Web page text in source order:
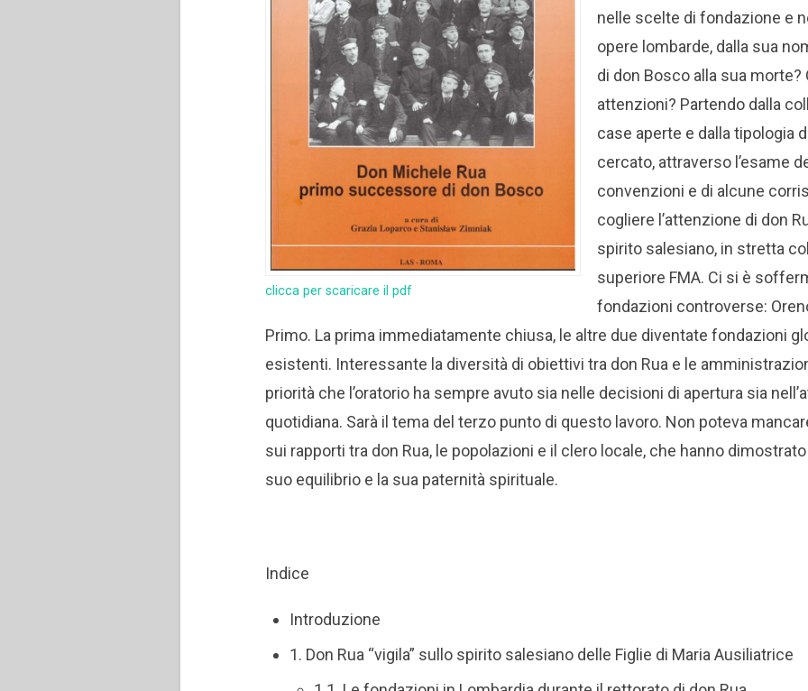
clicca per scaricare il pdf
nelle scelte di fondazione e
opere lombarde, dalla sua
di don Bosco alla sua morte?
attenzioni? Partendo dalla
case aperte e dalla tipologia
cercato, attraverso l’esame
convenzioni e di alcune
cogliere l’attenzione di don
spirito salesiano, in stretta
superiore FMA. Ci si è
fondazioni controverse:
Primo. La prima immediatamente chiusa, le altre due diventate fondazioni
esistenti. Interessante la diversità di obiettivi tra don Rua e le
priorità che l’oratorio ha sempre avuto sia nelle decisioni di apertura sia
quotidiana. Sarà il tema del terzo punto di questo lavoro. Non poteva
sui rapporti tra don Rua, le popolazioni e il clero locale, che hanno
suo equilibrio e la sua paternità spirituale.
Indice
Introduzione
1. Don Rua “vigila” sullo spirito salesiano delle Figlie di Maria Ausiliatrice